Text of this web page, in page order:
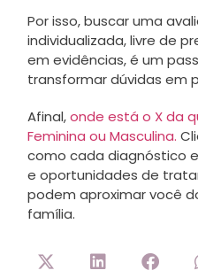
Por isso, buscar uma
individualizada, livre de
em evidências, é um
transformar dúvidas em
Afinal,onde está o X da
Feminina ou Masculina.
como cada diagnóstico
e oportunidades de
podem aproximar você
família.